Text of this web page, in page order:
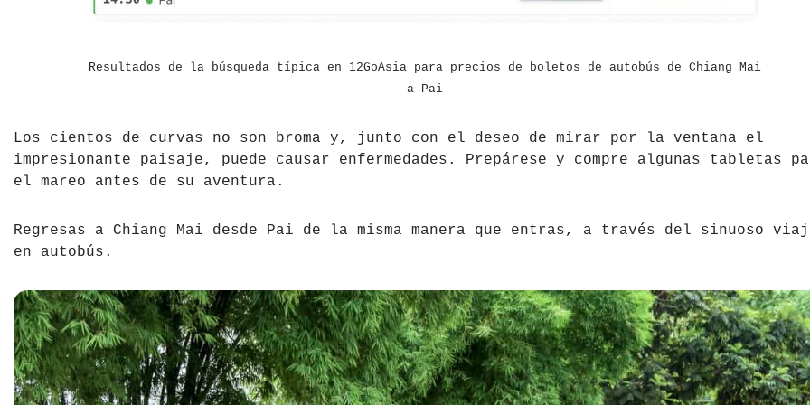
Resultados de la búsqueda típica en 12GoAsia para precios de boletos de autobús de Chiang Mai
a Pai
Los cientos de curvas no son broma y, junto con el deseo de mirar por la ventana el
impresionante paisaje, puede causar enfermedades. Prepárese y compre algunas tabletas
el mareo antes de su aventura.
Regresas a Chiang Mai desde Pai de la misma manera que entras, a través del sinuoso
en autobús.